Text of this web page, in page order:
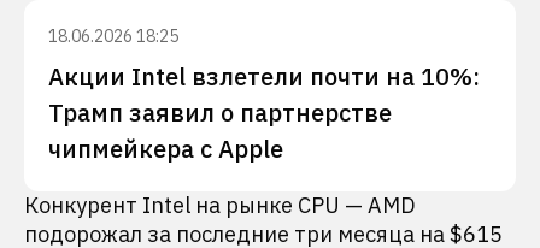
18.06.2026 18:25
Акции Intel взлетели почти на 10%:
Трамп заявил о партнерстве
чипмейкера с Apple
Конкурент Intel на рынке CPU — AMD
подорожал за последние три месяца на $615